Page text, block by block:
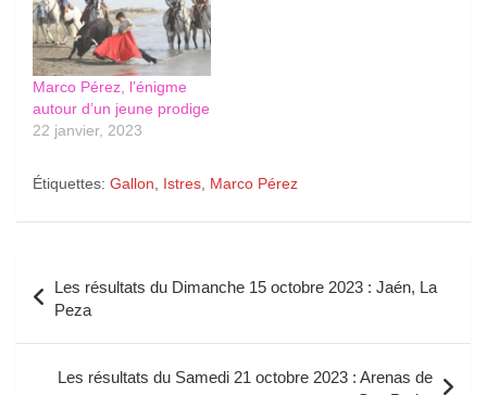
Marco Pérez, l’énigme
autour d’un jeune prodige
22 janvier, 2023
Étiquettes: Gallon Istres Marco Pérez
de
l’article
Les résultats du Dimanche 15 octobre 2023 : Jaén, La
Peza
Les résultats du Samedi 21 octobre 2023 : Arenas de